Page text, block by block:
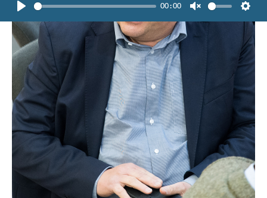
Play
00:00
Unmute